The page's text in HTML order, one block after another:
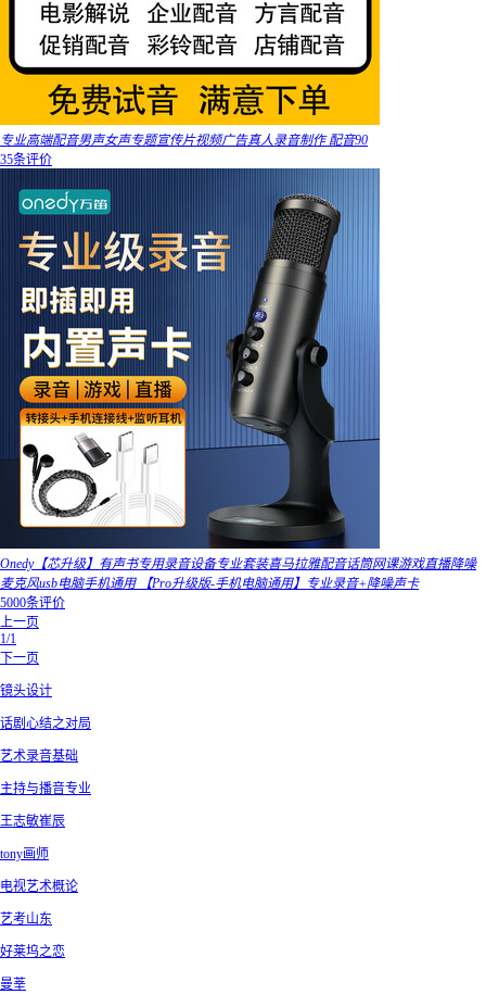
专业高端配音男声女声专题宣传片视频广告真人录音制作 配音90
35条评价
Onedy【芯升级】有声书专用录音设备专业套装喜马拉雅配音话筒网课游戏直播降噪
麦克风usb电脑手机通用 【Pro升级版-手机电脑通用】专业录音+降噪声卡
5000条评价
上一页
1/1
下一页
镜头设计
话剧心结之对局
艺术录音基础
主持与播音专业
王志敏崔辰
tony画师
电视艺术概论
艺考山东
好莱坞之恋
曼莘